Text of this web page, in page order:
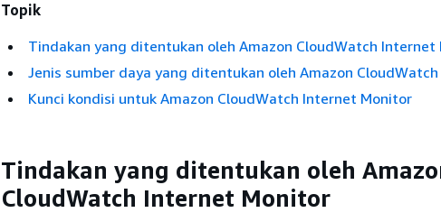
Topik
Tindakan yang ditentukan oleh Amazon CloudWatch Internet
Jenis sumber daya yang ditentukan oleh Amazon
Kunci kondisi untuk Amazon CloudWatch Internet Monitor
Tindakan yang ditentukan oleh
CloudWatch Internet Monitor